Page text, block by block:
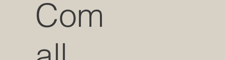
Com